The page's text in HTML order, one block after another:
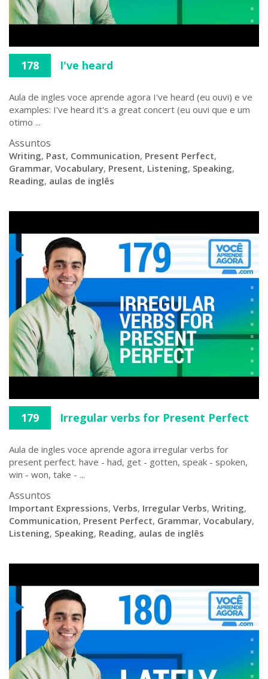
178 I've heard
Aula de ingles voce aprende agora I've heard (eu ouvi) e ve
examples: I've heard it's a great concert (eu ouvi que e um
otimo ...
Assuntos
Writing, Past, Communication, Present Perfect,
Grammar, Vocabulary, Present, Listening, Speaking,
Reading, aulas de inglês
179 Irregular verbs for Present Perfect
Aula de ingles voce aprende agora irregular verbs for
present perfect. have - had, get - gotten, speak - spoken,
win - won, take - ...
Assuntos
Important Expressions, Verbs, Irregular Verbs, Writing,
Communication, Present Perfect, Grammar, Vocabulary,
Listening, Speaking, Reading, aulas de inglês